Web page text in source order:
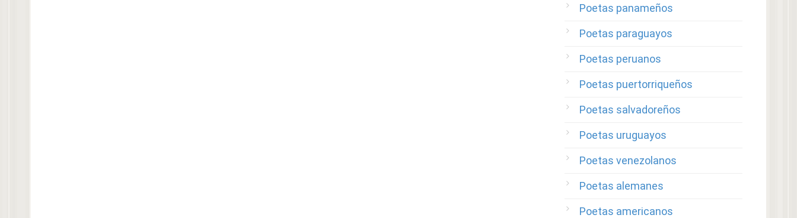
Poetas panameños
Poetas paraguayos
Poetas peruanos
Poetas puertorriqueños
Poetas salvadoreños
Poetas uruguayos
Poetas venezolanos
Poetas alemanes
Poetas americanos